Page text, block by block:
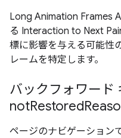
Long Animation Frames
る Interaction to Next
標に影響を与える可能性
レームを特定します。
バックフォワード
ページのナビゲーション